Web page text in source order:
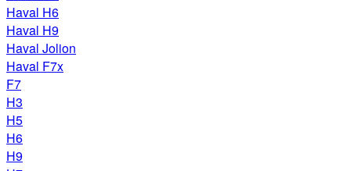
Haval H6
Haval H9
Haval Jolion
Haval F7x
F7
H3
H5
H6
H9